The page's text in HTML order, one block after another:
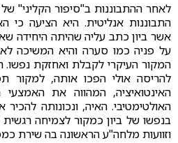
לאחר ההתבוננות ב"סיפור הקליני" של
התבוננות אנליטית. היא הציעה כי
אשר ביון כתב עליה שהיתה היחידה
על פניה כמו סערה והיא המשיכה
המקור העיקרי לקבלת ואחזקת נפשו.
האינטואיציה, המהווה את האמצעי
האולטימטיבי. האיה, ונכונותה להכיר
בנפשו של ביון כמקור לצמיחה
וזוועות מלחה"ע הראשונה בה שירת